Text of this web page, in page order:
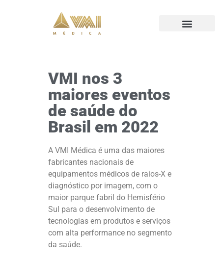
VMI nos 3
maiores eventos
de saúde do
Brasil em 2022
A VMI Médica é uma das maiores
fabricantes nacionais de
equipamentos médicos de raios-X e
diagnóstico por imagem, com o
maior parque fabril do Hemisfério
Sul para o desenvolvimento de
tecnologias em produtos e serviços
com alta performance no segmento
da saúde.